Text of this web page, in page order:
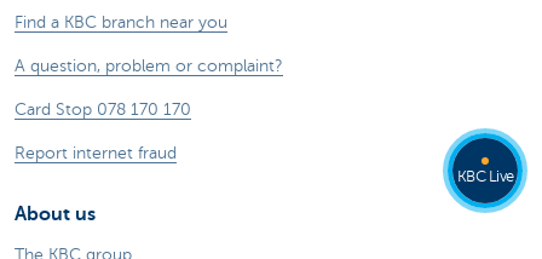
Find a KBC branch near you
A question, problem or complaint?
Card Stop 078 170 170
Report internet fraud
About us
The KBC group
KBC Live